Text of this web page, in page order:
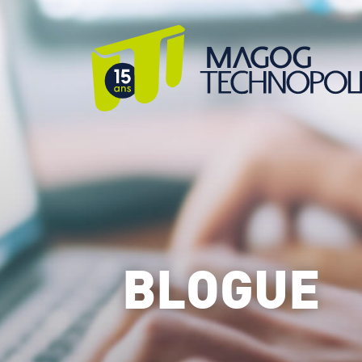
BLOGUE